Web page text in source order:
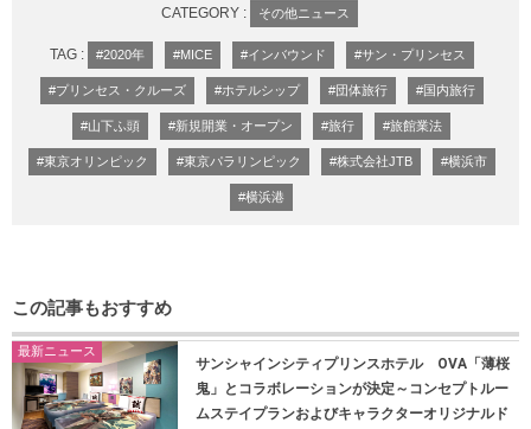
CATEGORY : その他ニュース
TAG : #2020年 #MICE #インバウンド #サン・プリンセス
#プリンセス・クルーズ #ホテルシップ #団体旅行 #国内旅行
#山下ふ頭 #新規開業・オープン #旅行 #旅館業法
#東京オリンピック #東京パラリンピック #株式会社JTB #横浜市
#横浜港
この記事もおすすめ
最新ニュース
サンシャインシティプリンスホテル OVA「薄桜
鬼」とコラボレーションが決定～コンセプトルー
ムステイプランおよびキャラクターオリジナルド